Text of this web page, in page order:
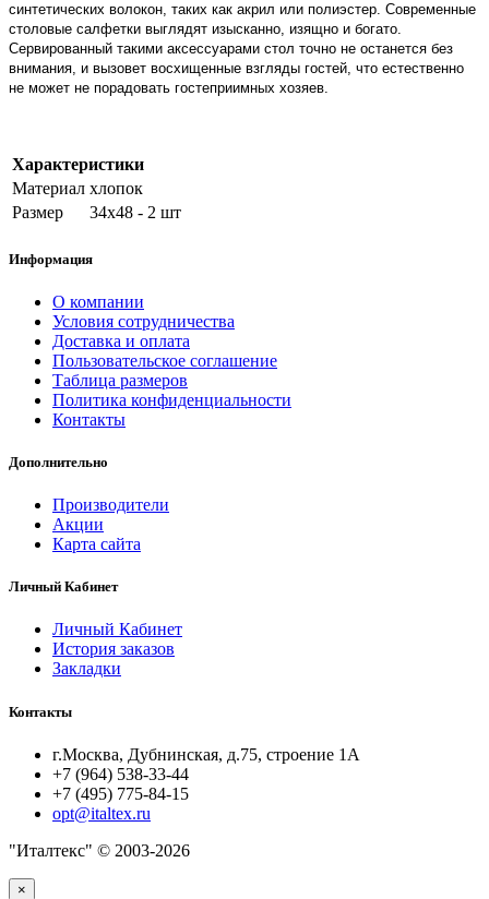
синтетических волокон, таких как акрил или полиэстер. Современные
столовые салфетки выглядят изысканно, изящно и богато.
Сервированный такими аксессуарами стол точно не останется без
внимания, и вызовет восхищенные взгляды гостей, что естественно
не может не порадовать гостеприимных хозяев.
Характеристики
Материал хлопок
Размер
34х48 - 2 шт
Информация
О компании
Условия сотрудничества
Доставка и оплата
Пользовательское соглашение
Таблица размеров
Политика конфиденциальности
Контакты
Дополнительно
Производители
Акции
Карта сайта
Личный Кабинет
Личный Кабинет
История заказов
Закладки
Контакты
г.Москва, Дубнинская, д.75, строение 1А
+7 (964) 538-33-44
+7 (495) 775-84-15
opt@italtex.ru
"Италтекс" © 2003-2026
×